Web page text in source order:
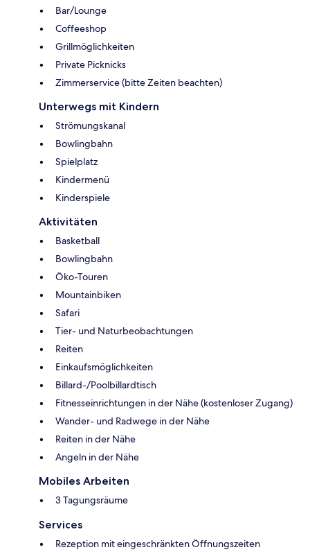
Bar/Lounge
Coffeeshop
Grillmöglichkeiten
Private Picknicks
Zimmerservice (bitte Zeiten beachten)
Unterwegs mit Kindern
Strömungskanal
Bowlingbahn
Spielplatz
Kindermenü
Kinderspiele
Aktivitäten
Basketball
Bowlingbahn
Öko-Touren
Mountainbiken
Safari
Tier- und Naturbeobachtungen
Reiten
Einkaufsmöglichkeiten
Billard-/Poolbillardtisch
Fitnesseinrichtungen in der Nähe (kostenloser Zugang)
Wander- und Radwege in der Nähe
Reiten in der Nähe
Angeln in der Nähe
Mobiles Arbeiten
3 Tagungsräume
Services
Rezeption mit eingeschränkten Öffnungszeiten